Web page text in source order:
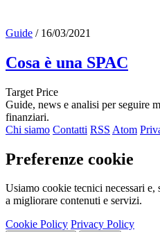
Guide / 16/03/2021
Cosa è una SPAC
Target Price
Guide, news e analisi per seguire
finanziari.
Chi siamo Contatti RSS Atom
Preferenze cookie
Usiamo cookie tecnici necessari
a migliorare contenuti e servizi.
Cookie Policy Privacy Policy